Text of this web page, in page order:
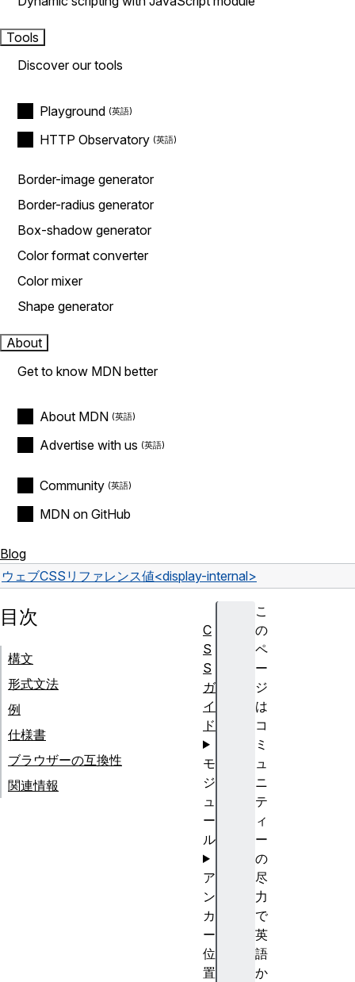
Tools
Discover our tools
Playground
HTTP Observatory
Border-image generator
Border-radius generator
Box-shadow generator
Color format converter
Color mixer
Shape generator
About
Get to know MDN better
About MDN
Advertise with us
Community
MDN on GitHub
Blog
ウェブCSS リファレンス値<display-internal>
こ
の
ペ
ー
ジ
は
コ
ミ
ュ
ニ
テ
ィ
ー
の
尽
力
で
英
語
か
目次
構文
形式文法
例
仕様書
ブラウザーの互換性
関連情報
C
S
S
ガ
イ
ド
モ
ジ
ュ
ー
ル
ア
ン
カ
ー
位
置